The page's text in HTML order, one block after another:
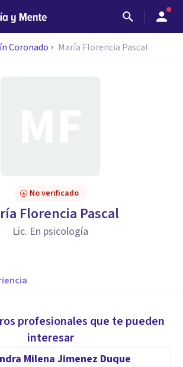
Coronado María Florencia Pascal
No verificado
Florencia Pascal
Lic. En psicología
profesionales que te pueden
interesar
Milena Jimenez Duque